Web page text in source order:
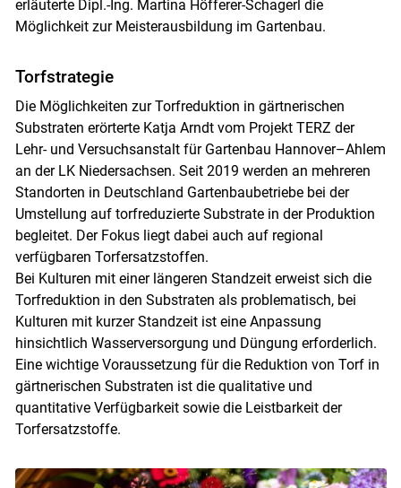
erläuterte Dipl.-Ing. Martina Höfferer-Schagerl die
Möglichkeit zur Meisterausbildung im Gartenbau.
Torfstrategie
Die Möglichkeiten zur Torfreduktion in gärtnerischen
Substraten erörterte Katja Arndt vom Projekt TERZ der
Lehr- und Versuchsanstalt für Gartenbau Hannover–Ahlem
an der LK Niedersachsen. Seit 2019 werden an mehreren
Standorten in Deutschland Gartenbaubetriebe bei der
Umstellung auf torfreduzierte Substrate in der Produktion
begleitet. Der Fokus liegt dabei auch auf regional
verfügbaren Torfersatzstoffen.
Bei Kulturen mit einer längeren Standzeit erweist sich die
Torfreduktion in den Substraten als problematisch, bei
Kulturen mit kurzer Standzeit ist eine Anpassung
hinsichtlich Wasserversorgung und Düngung erforderlich.
Eine wichtige Voraussetzung für die Reduktion von Torf in
gärtnerischen Substraten ist die qualitative und
quantitative Verfügbarkeit sowie die Leistbarkeit der
Torfersatzstoffe.